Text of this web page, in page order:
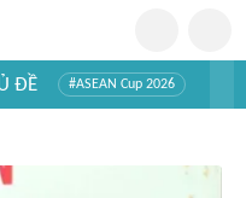
ĐỀ #ASEAN Cup 2026